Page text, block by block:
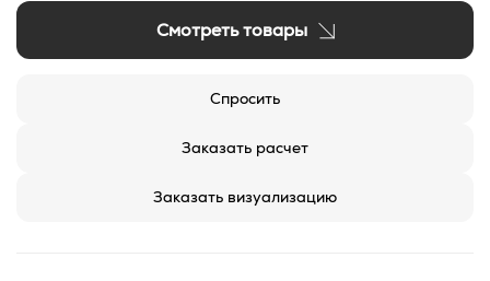
Смотреть товары
Спросить
Заказать расчет
Заказать визуализацию